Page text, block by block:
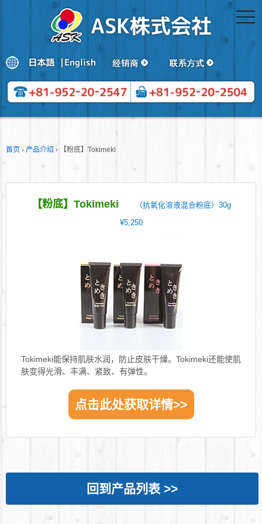
首页 › 产品介绍 › 【粉底】Tokimeki
【粉底】Tokimeki （抗氧化溶液混合粉底）30g
¥5,250
Tokimeki能保持肌肤水润，防止皮肤干燥。Tokimeki还能使肌
肤变得光滑、丰满、紧致、有弹性。
点击此处获取详情>>
回到产品列表 >>